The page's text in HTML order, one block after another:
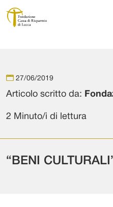
Navigazione principale
27/06/2019
Articolo scritto da:
2 Minuto/i di lettura
“BENI